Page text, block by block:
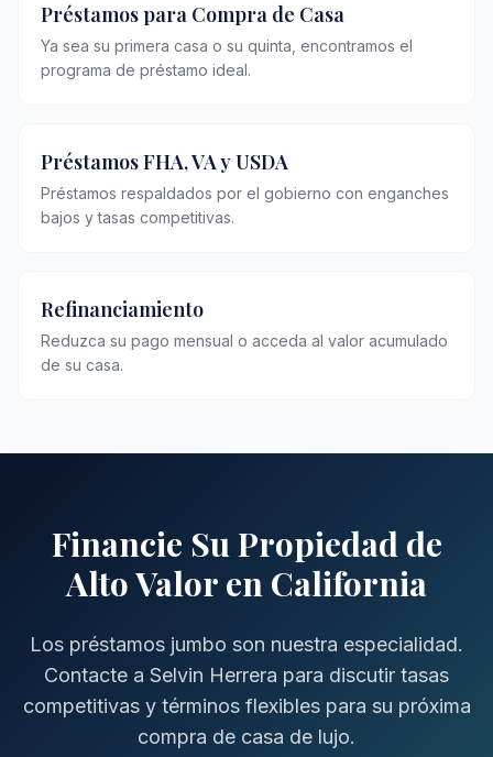
Préstamos para Compra de Casa
Ya sea su primera casa o su quinta, encontramos el
programa de préstamo ideal.
Préstamos FHA, VA y USDA
Préstamos respaldados por el gobierno con enganches
bajos y tasas competitivas.
Refinanciamiento
Reduzca su pago mensual o acceda al valor acumulado
de su casa.
Financie Su Propiedad de
Alto Valor en California
Los préstamos jumbo son nuestra especialidad.
Contacte a Selvin Herrera para discutir tasas
competitivas y términos flexibles para su próxima
compra de casa de lujo.